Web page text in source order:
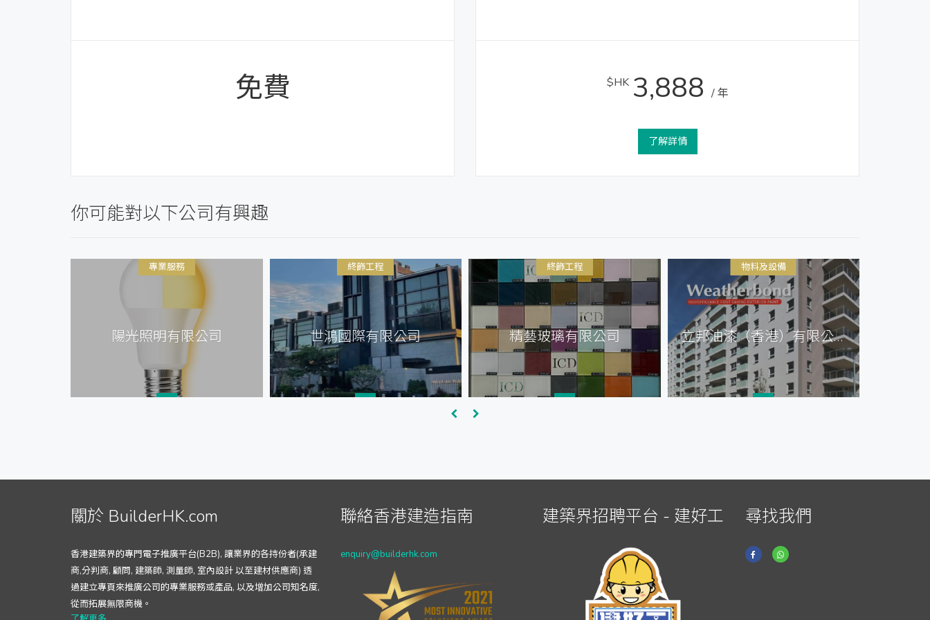
免費 $HK 3,888 / 年
了解詳情
你可能對以下公司有興趣
陽光照明有限公司
專業服務
世鴻國際有限公司
終飾工程
精藝玻璃有限公司
終飾工程
立邦油漆（香港）有限公司
物料及設備
關於 BuilderHK.com
香港建築界的專門電子推廣平台(B2B), 讓業界的各持份者(承建
商,分判商, 顧問, 建築師, 測量師, 室內設計 以至建材供應商) 透
過建立專頁來推廣公司的專業服務或產品, 以及增加公司知名度,
從而拓展無限商機。
聯絡香港建造指南
enquiry@builderhk.com
建築界招聘平台 - 建好工 尋找我們